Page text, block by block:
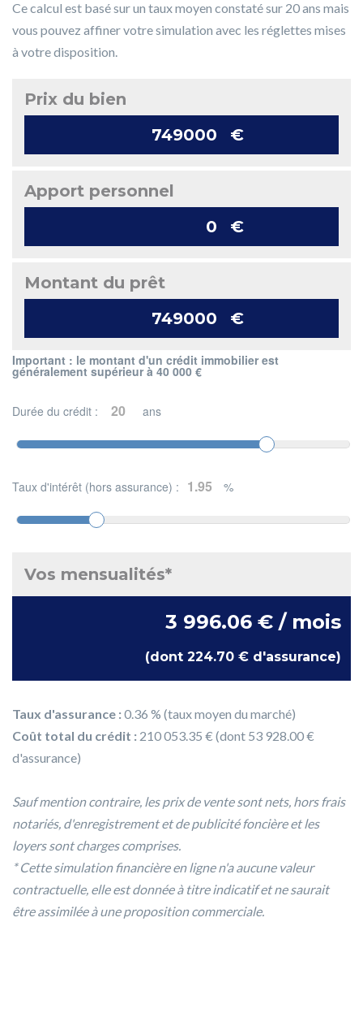
Ce calcul est basé sur un taux moyen constaté sur 20 ans mais
vous pouvez affiner votre simulation avec les réglettes mises
à votre disposition.
Prix du bien
€
Apport personnel
€
Montant du prêt
€
Important : le montant d'un crédit immobilier est
généralement supérieur à 40 000 €
Durée du crédit : ans
Taux d'intérêt (hors assurance) : %
Vos mensualités*
3 996.06 € / mois
(dont 224.70 € d'assurance)
Taux d'assurance :0.36 % (taux moyen du marché)
Coût total du crédit : 210 053.35 € (dont 53 928.00 €
d'assurance)
Sauf mention contraire, les prix de vente sont nets, hors frais
notariés, d'enregistrement et de publicité foncière et les
loyers sont charges comprises.
* Cette simulation financière en ligne n'a aucune valeur
contractuelle, elle est donnée à titre indicatif et ne saurait
être assimilée à une proposition commerciale.